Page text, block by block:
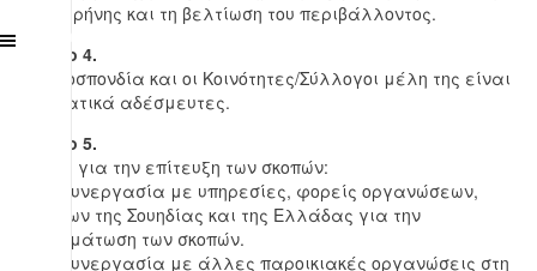
της ειρήνης και τη βελτίωση του περιβάλλοντος.
Άρθρο 4.
Η Ομοσπονδία και οι Κοινότητες/Σύλλογοι μέλη της είναι
κομματικά αδέσμευτες.
Άρθρο 5.
Μέσα για την επίτευξη των σκοπών:
1. Η συνεργασία με υπηρεσίες, φορείς οργανώσεων,
ατόμων της Σουηδίας και της Ελλάδας για την
πραγμάτωση των σκοπών.
2. Η συνεργασία με άλλες παροικιακές οργανώσεις στη